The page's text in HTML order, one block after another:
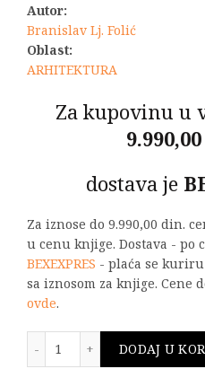
Autor:
Branislav Lj. Folić
Oblast:
ARHITEKTURA
Za kupovinu u
dostava je
Za iznose do 9.990,00 din.
u cenu knjige. Dostava -
BEXEXPRES - plaća se
sa iznosom za knjige. Cene
ovde.
DODAJ U